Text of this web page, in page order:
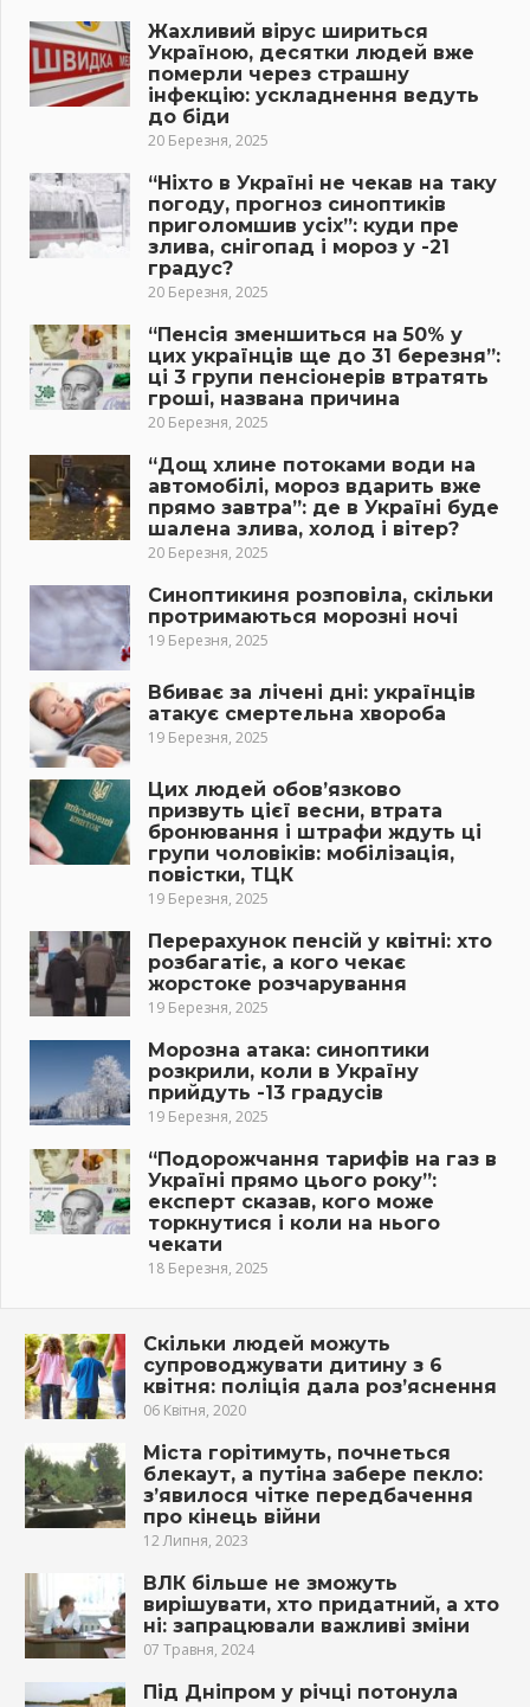
Жахливий вірус шириться
Україною, десятки людей вже
померли через страшну
інфекцію: ускладнення ведуть
до біди
20 Березня, 2025
“Ніхто в Україні не чекав на таку
погоду, прогноз синоптиків
приголомшив усіх”: куди пре
злива, снігопад і мороз у -21
градус?
20 Березня, 2025
“Пенсія зменшиться на 50% у
цих українців ще до 31 березня”:
ці 3 групи пенсіонерів втратять
гроші, названа причина
20 Березня, 2025
“Дощ хлине потоками води на
автомобілі, мороз вдарить вже
прямо завтра”: де в Україні буде
шалена злива, холод і вітер?
20 Березня, 2025
Синоптикиня розповіла, скільки
протримаються морозні ночі
19 Березня, 2025
Вбиває за лічені дні: українців
атакує смертельна хвороба
19 Березня, 2025
Цих людей обов’язково
призвуть цієї весни, втрата
бронювання і штрафи ждуть ці
групи чоловіків: мобілізація,
повістки, ТЦК
19 Березня, 2025
Перерахунок пенсій у квітні: хто
розбагатіє, а кого чекає
жорстоке розчарування
19 Березня, 2025
Морозна атака: синоптики
розкрили, коли в Україну
прийдуть -13 градусів
19 Березня, 2025
“Подорожчання тарифів на газ в
Україні прямо цього року”:
експерт сказав, кого може
торкнутися і коли на нього
чекати
18 Березня, 2025
Скільки людей можуть
супроводжувати дитину з 6
квітня: поліція дала роз’яснення
06 Квітня, 2020
Міста горітимуть, почнеться
блекаут, а путіна забере пекло:
з’явилося чітке передбачення
про кінець війни
12 Липня, 2023
ВЛК більше не зможуть
вирішувати, хто придатний, а хто
ні: запрацювали важливі зміни
07 Травня, 2024
Під Дніпром у річці потонула